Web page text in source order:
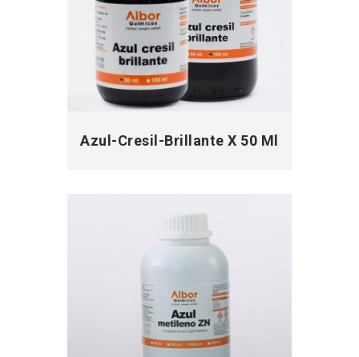
MÁS INFORMACIÓN
Azul-Cresil-Brillante X 50 Ml